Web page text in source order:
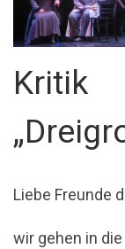
Kritik
Liebe Freunde
wir gehen in